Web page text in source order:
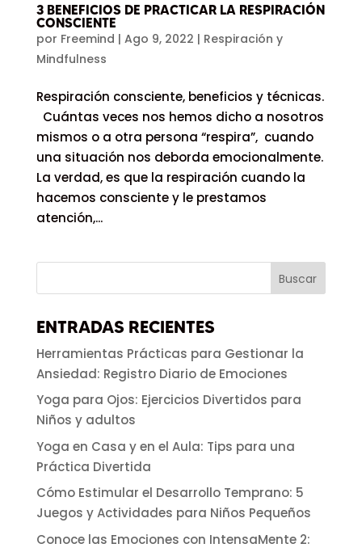
3 BENEFICIOS DE PRACTICAR LA RESPIRACIÓN
CONSCIENTE
por Freemind | Ago 9, 2022 | Respiración y
Mindfulness
Respiración consciente, beneficios y técnicas.
Cuántas veces nos hemos dicho a nosotros
mismos o a otra persona “respira”, cuando
una situación nos deborda emocionalmente.
La verdad, es que la respiración cuando la
hacemos consciente y le prestamos
atención,...
ENTRADAS RECIENTES
Herramientas Prácticas para Gestionar la
Ansiedad: Registro Diario de Emociones
Yoga para Ojos: Ejercicios Divertidos para
Niños y adultos
Yoga en Casa y en el Aula: Tips para una
Práctica Divertida
Cómo Estimular el Desarrollo Temprano: 5
Juegos y Actividades para Niños Pequeños
Conoce las Emociones con IntensaMente 2: